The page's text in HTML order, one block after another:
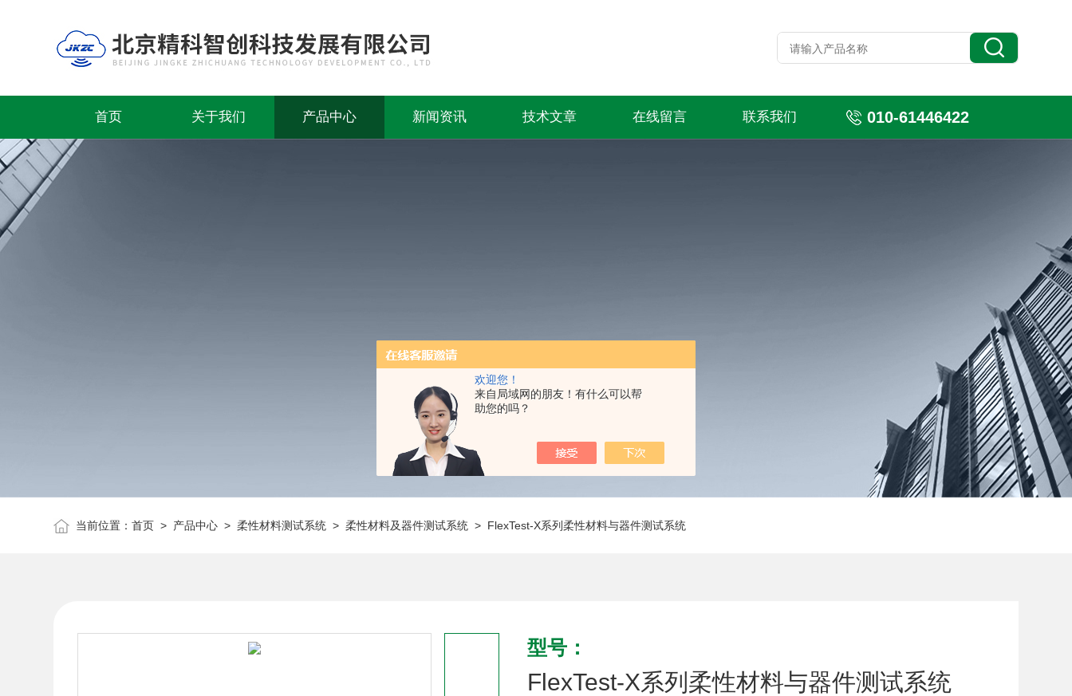
欢迎您！
来自局域网的朋友！有什么可以帮
助您的吗？
首页 关于我们 产品中心 新闻资讯 技术文章 在线留言 联系我们 010-61446422
当前位置：首页 > 产品中心 >柔性材料测试系统 >柔性材料及器件测试系统 > FlexTest-X系列柔性材料与器件测试系统
型号：
FlexTest-X系列柔性材料与器件测试系统